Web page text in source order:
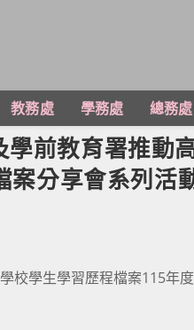
教務處 學務處 總務處
學前教育署推
案分享會系列活
校學生學習歷程檔案115年